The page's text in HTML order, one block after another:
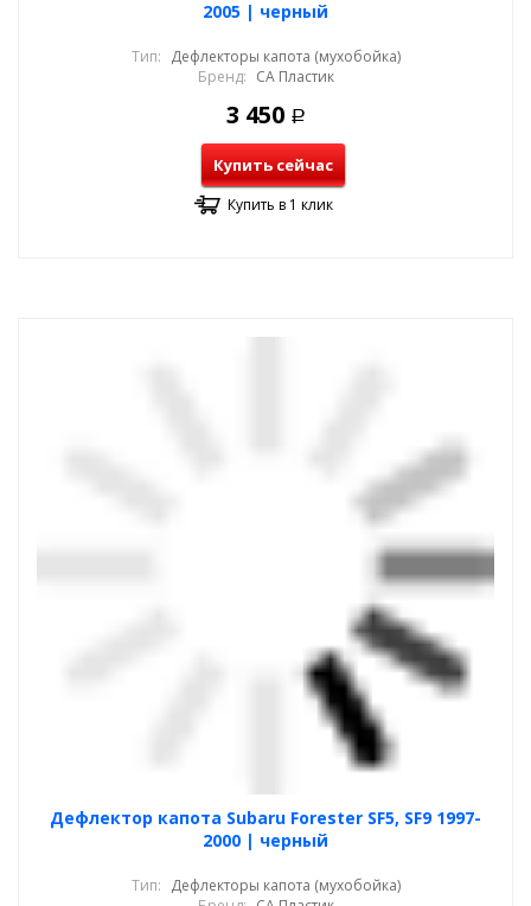
2005 | черный
Тип: Дефлекторы капота (мухобойка)
Бренд: СА Пластик
3 450 Р
Купить сейчас
Купить в 1 клик
Дефлектор капота Subaru Forester SF5, SF9 1997-
2000 | черный
Тип: Дефлекторы капота (мухобойка)